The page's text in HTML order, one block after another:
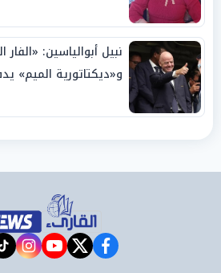
نبيل أبوالياسين:
و«ديكتاتورية الميم»
facebook
twitter
youtube